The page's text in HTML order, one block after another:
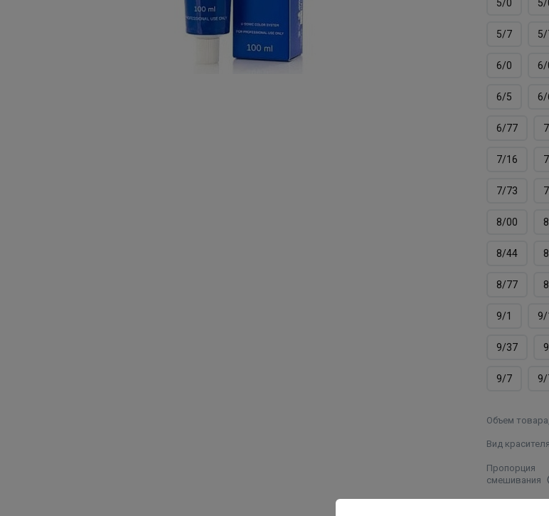
5/0 5/
5/7 5/
6/0 6/
6/5 6/
6/77
7/16
7/73
8/00
8/44
8/77
9/1 9/
9/37
9/7 9/
Объем
Вид красителя
Пропорция
смешивания